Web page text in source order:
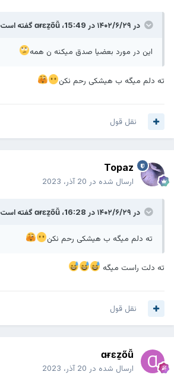
در ۱۴۰۲/۶/۲۹ در 15:49، ɑɍɛẕőǚگفته است:
این در مورد بعضیا صدق میکنه ن همه
ته دلم میگه ب هیشکی رحم نکن
نقل قول
Topaz
ارسال شده در 20 آذر، 2023
در ۱۴۰۲/۶/۲۹ در 16:28، ɑɍɛẕőǚگفته است:
ته دلم میگه ب هیشکی رحم نکن
ته دلت راست میگه
نقل قول
ɑɍɛẕőǚ
ارسال شده در 20 آذر، 2023